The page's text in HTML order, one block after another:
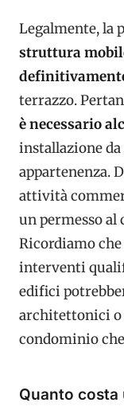
Legalmente, la
struttura
terrazzo.
è necessario
installazione
appartenenza.
attività
un permesso
Ricordiamo
interventi
edifici
architettonici o
condominio
Quanto costa